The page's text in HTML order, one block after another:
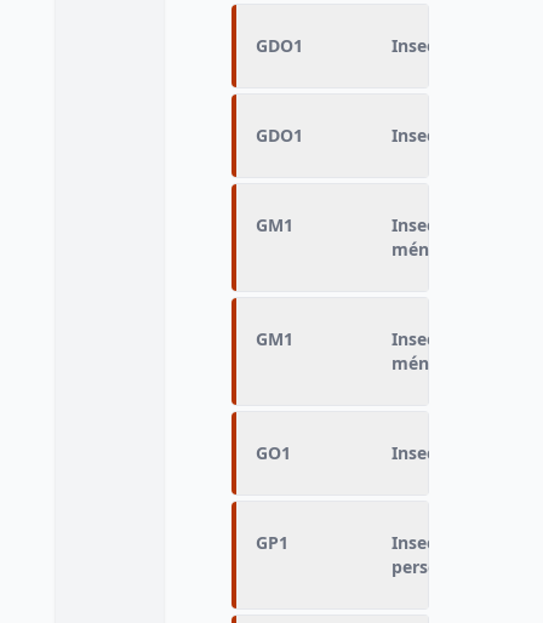
GDO1 Insee Zone fine
GDO1 Insee Zone fine
GM1
Insee Zone fine
ménage
GM1
Insee Zone fine
ménage
GO1 Insee Zone fine
GP1
Insee Zone fine
personne